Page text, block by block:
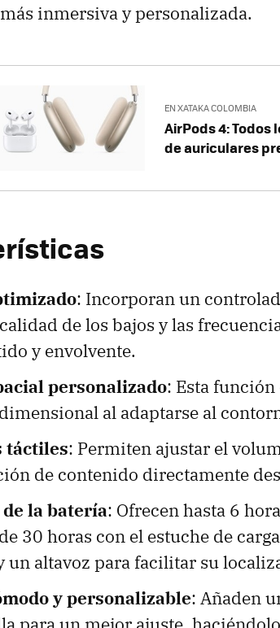
inmersiva y personalizada.
EN XATAKA COLOMBIA
AirPods 4: Todos
de auriculares
: Incorporan un
de los bajos y las
y envolvente.
personalizado: Esta
al adaptarse al
táctiles: Permiten ajustar el
de contenido directamente
la batería: Ofrecen hasta 6
30 horas con el estuche de
un altavoz para facilitar su
y personalizable: Añaden